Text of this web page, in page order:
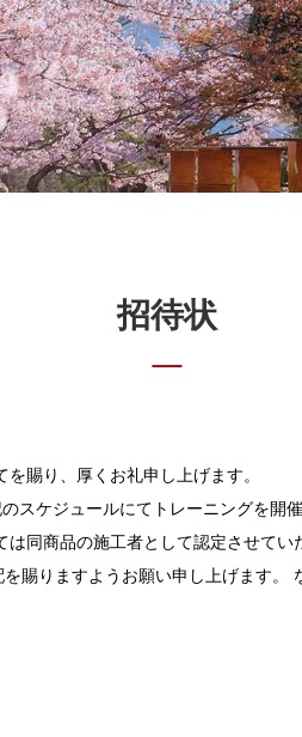
招待状
賜り、厚くお礼申し上げます。
スケジュールにてトレーニングを
同商品の施工者として認定させてい
賜りますようお願い申し上げます